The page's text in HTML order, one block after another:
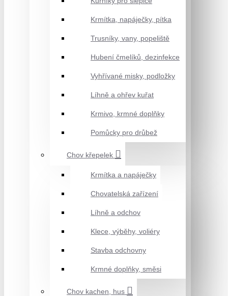
Krmítka, napáječky, pítka
Trusníky, vany, popeliště
Hubení čmelíků, dezinfekce
Vyhřívané misky, podložky
Líhně a ohřev kuřat
Krmivo, krmné doplňky
Pomůcky pro drůbež
Chov křepelek
Krmítka a napáječky
Chovatelská zařízení
Líhně a odchov
Klece, výběhy, voliéry
Stavba odchovny
Krmné doplňky, směsi
Chov kachen, hus